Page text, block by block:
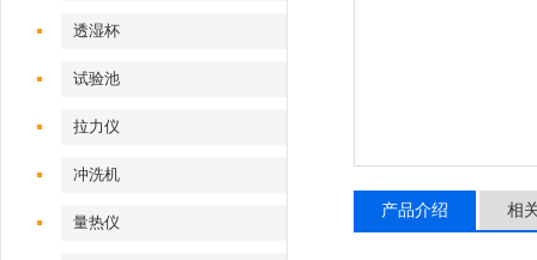
透湿杯
试验池
拉力仪
冲洗机
量热仪
产品介绍 相